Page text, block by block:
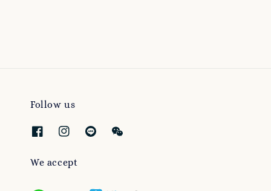
Follow us
We accept